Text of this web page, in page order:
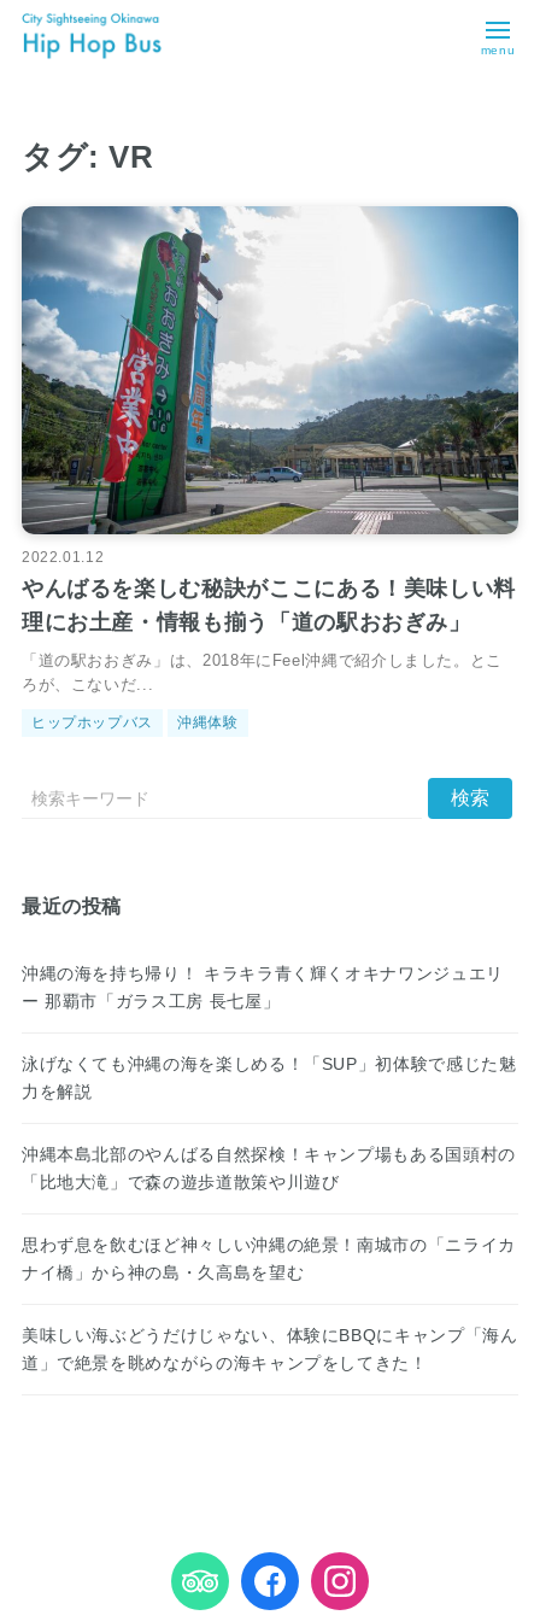
menu
タグ:VR
2022.01.12
やんばるを楽しむ秘訣がここにある！美味しい料
理にお土産・情報も揃う「道の駅おおぎみ」
「道の駅おおぎみ」は、2018年にFeel沖縄で紹介しました。とこ
ろが、こないだ...
ヒップホップバス 沖縄体験
最近の投稿
沖縄の海を持ち帰り！ キラキラ青く輝くオキナワンジュエリ
ー 那覇市「ガラス工房 長七屋」
泳げなくても沖縄の海を楽しめる！「SUP」初体験で感じた魅
力を解説
沖縄本島北部のやんばる自然探検！キャンプ場もある国頭村の
「比地大滝」で森の遊歩道散策や川遊び
思わず息を飲むほど神々しい沖縄の絶景！南城市の「ニライカ
ナイ橋」から神の島・久高島を望む
美味しい海ぶどうだけじゃない、体験にBBQにキャンプ「海ん
道」で絶景を眺めながらの海キャンプをしてきた！